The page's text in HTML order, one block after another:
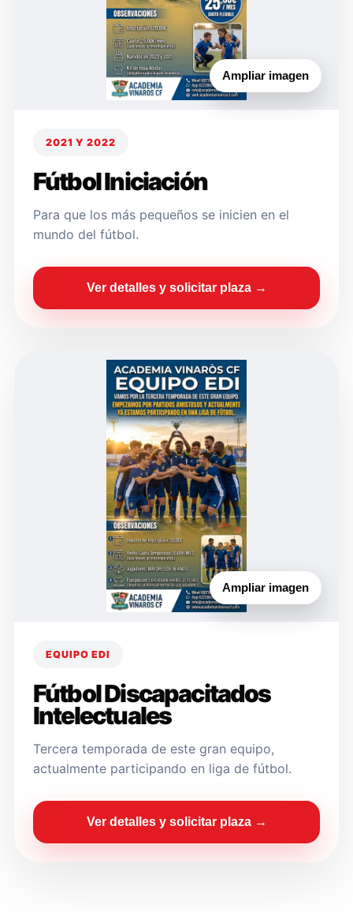
Ampliar imagen
2021 Y 2022
Fútbol Iniciación
Para que los más pequeños se inicien en el
mundo del fútbol.
Ver detalles y solicitar plaza →
Ampliar imagen
EQUIPO EDI
Fútbol Discapacitados
Intelectuales
Tercera temporada de este gran equipo,
actualmente participando en liga de fútbol.
Ver detalles y solicitar plaza →